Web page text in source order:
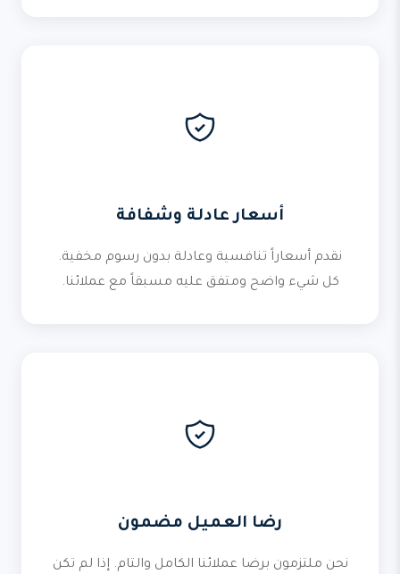
أسعار عادلة وشفافة
نقدم أسعاراً تنافسية وعادلة بدون رسوم مخفية.
كل شيء واضح ومتفق عليه مسبقاً مع عملائنا.
رضا العميل مضمون
نحن ملتزمون برضا عملائنا الكامل والتام. إذا لم تكن